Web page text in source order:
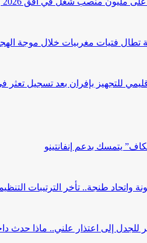
تطال فتيات مغربيات خلال موجة
للتجهيز بإفران بعد تسجيل
يتمسك بدعم إنفانتينو
واتحاد طنجة.. تأخر الترتيبات
إلى اعتذار علني.. ماذا حدث